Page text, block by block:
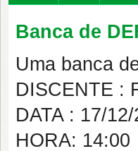
Banca de
Uma banca
DISCENTE :
DATA : 17/
HORA: 14:00